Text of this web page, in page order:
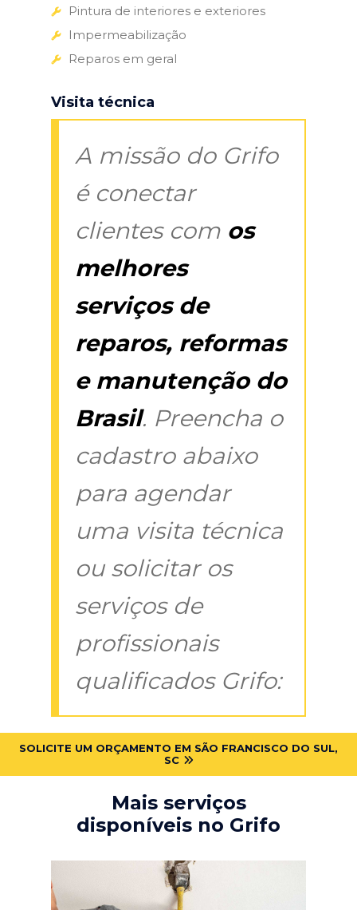
Pintura de interiores e exteriores
Impermeabilização
Reparos em geral
Visita técnica
A missão do Grifo
é conectar
clientes com os
melhores
serviços de
reparos, reformas
e manutenção do
Brasil. Preencha o
cadastro abaixo
para agendar
uma visita técnica
ou solicitar os
serviços de
profissionais
qualificados Grifo:
SOLICITE UM ORÇAMENTO EM SÃO FRANCISCO DO SUL,
SC
Mais serviços
disponíveis no Grifo